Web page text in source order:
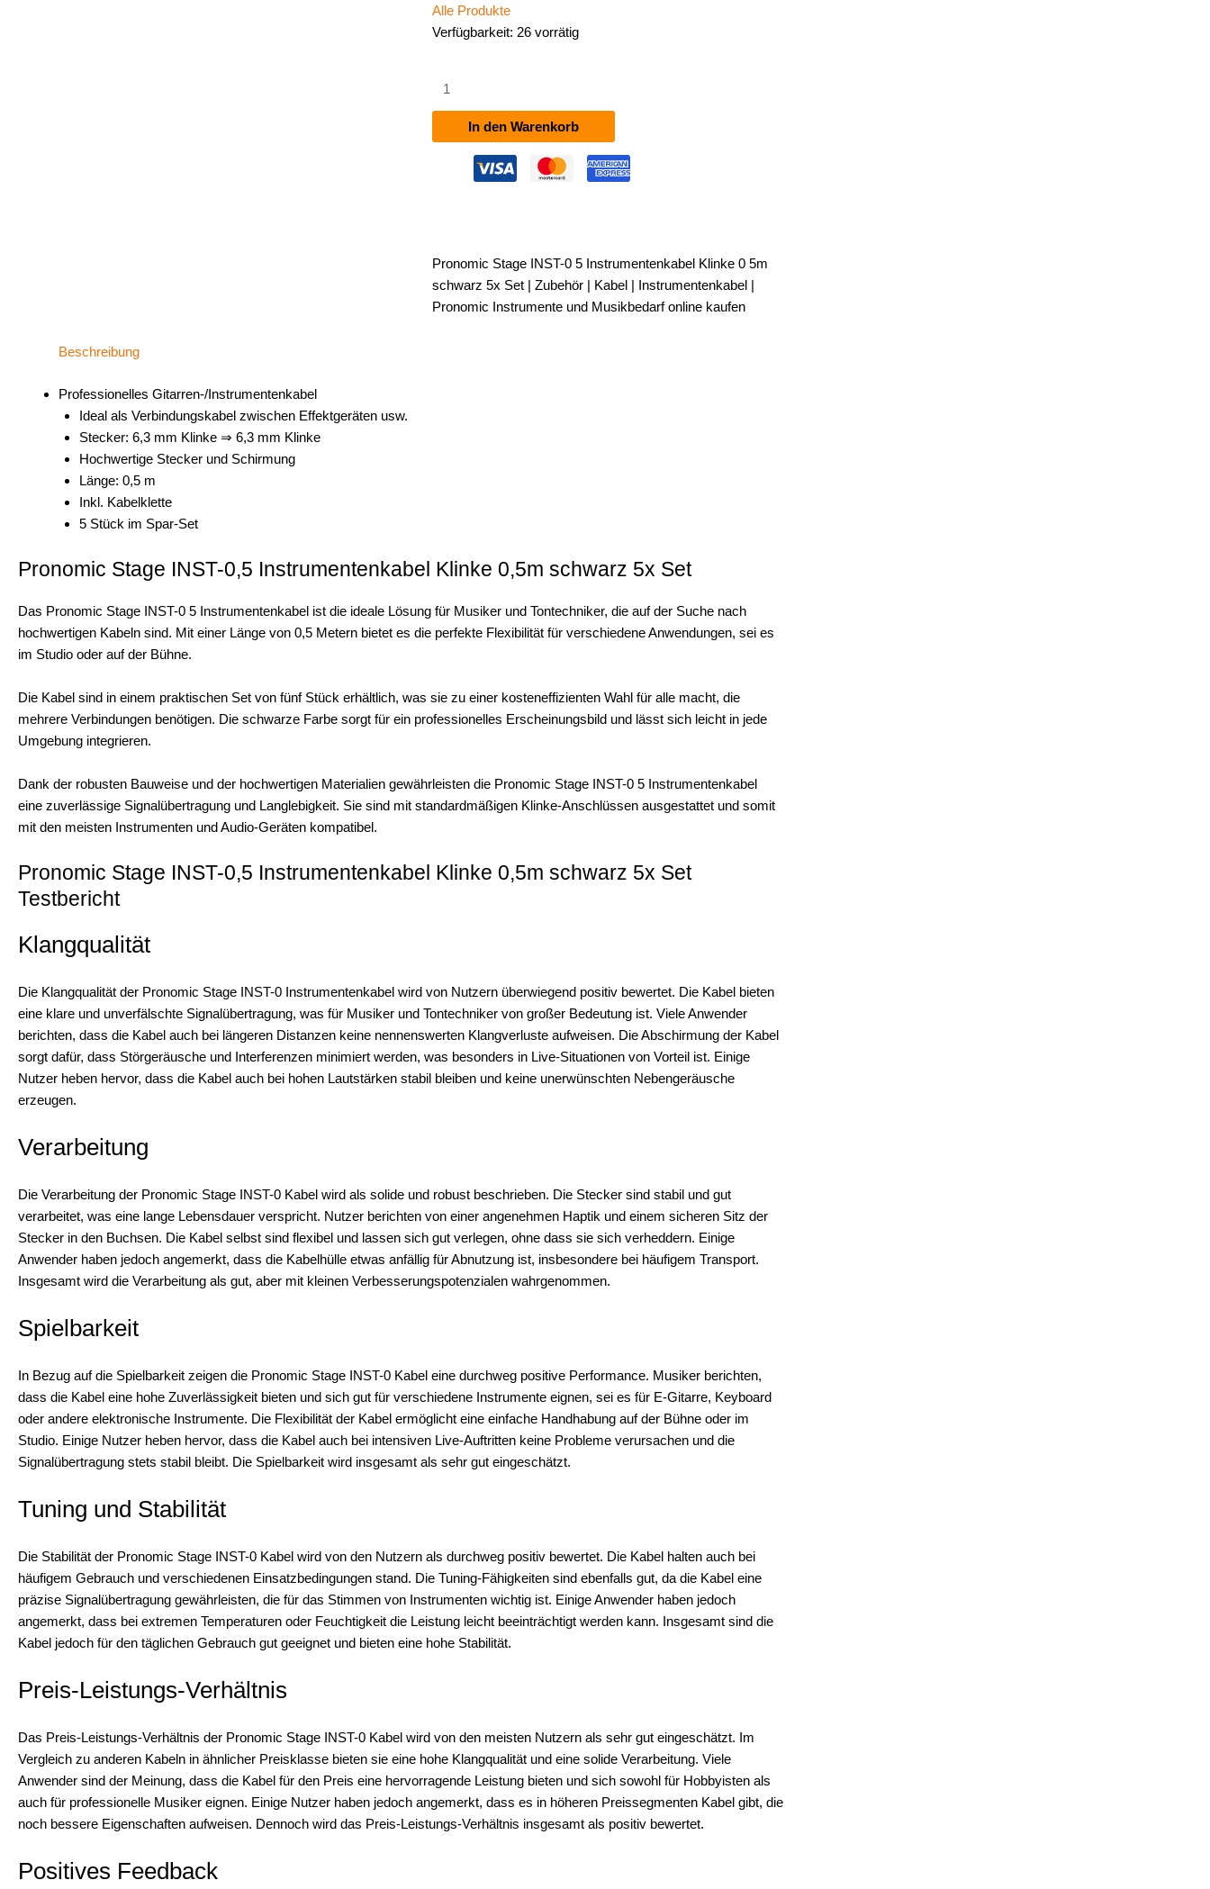
Alle Produkte
Verfügbarkeit: 26 vorrätig
Stage
0,5
Instrumentenkabel
Set
Menge
In den Warenkorb
Pronomic Stage INST-0 5 Instrumentenkabel Klinke 0 5m
schwarz 5x Set | Zubehör | Kabel | Instrumentenkabel |
Pronomic Instrumente und Musikbedarf online kaufen
Beschreibung
Professionelles Gitarren-/Instrumentenkabel
Ideal als Verbindungskabel zwischen Effektgeräten usw.
Stecker: 6,3 mm Klinke ⇒ 6,3 mm Klinke
Hochwertige Stecker und Schirmung
Länge: 0,5 m
Inkl. Kabelklette
5 Stück im Spar-Set
Pronomic Stage INST-0,5 Instrumentenkabel Klinke 0,5m schwarz 5x Set
Das Pronomic Stage INST-0 5 Instrumentenkabel ist die ideale Lösung für Musiker und Tontechniker, die auf der Suche nach
hochwertigen Kabeln sind. Mit einer Länge von 0,5 Metern bietet es die perfekte Flexibilität für verschiedene Anwendungen, sei es
im Studio oder auf der Bühne.
Die Kabel sind in einem praktischen Set von fünf Stück erhältlich, was sie zu einer kosteneffizienten Wahl für alle macht, die
mehrere Verbindungen benötigen. Die schwarze Farbe sorgt für ein professionelles Erscheinungsbild und lässt sich leicht in jede
Umgebung integrieren.
Dank der robusten Bauweise und der hochwertigen Materialien gewährleisten die Pronomic Stage INST-0 5 Instrumentenkabel
eine zuverlässige Signalübertragung und Langlebigkeit. Sie sind mit standardmäßigen Klinke-Anschlüssen ausgestattet und somit
mit den meisten Instrumenten und Audio-Geräten kompatibel.
Pronomic Stage INST-0,5 Instrumentenkabel Klinke 0,5m schwarz 5x Set
Testbericht
Klangqualität
Die Klangqualität der Pronomic Stage INST-0 Instrumentenkabel wird von Nutzern überwiegend positiv bewertet. Die Kabel bieten
eine klare und unverfälschte Signalübertragung, was für Musiker und Tontechniker von großer Bedeutung ist. Viele Anwender
berichten, dass die Kabel auch bei längeren Distanzen keine nennenswerten Klangverluste aufweisen. Die Abschirmung der Kabel
sorgt dafür, dass Störgeräusche und Interferenzen minimiert werden, was besonders in Live-Situationen von Vorteil ist. Einige
Nutzer heben hervor, dass die Kabel auch bei hohen Lautstärken stabil bleiben und keine unerwünschten Nebengeräusche
erzeugen.
Verarbeitung
Die Verarbeitung der Pronomic Stage INST-0 Kabel wird als solide und robust beschrieben. Die Stecker sind stabil und gut
verarbeitet, was eine lange Lebensdauer verspricht. Nutzer berichten von einer angenehmen Haptik und einem sicheren Sitz der
Stecker in den Buchsen. Die Kabel selbst sind flexibel und lassen sich gut verlegen, ohne dass sie sich verheddern. Einige
Anwender haben jedoch angemerkt, dass die Kabelhülle etwas anfällig für Abnutzung ist, insbesondere bei häufigem Transport.
Insgesamt wird die Verarbeitung als gut, aber mit kleinen Verbesserungspotenzialen wahrgenommen.
Spielbarkeit
In Bezug auf die Spielbarkeit zeigen die Pronomic Stage INST-0 Kabel eine durchweg positive Performance. Musiker berichten,
dass die Kabel eine hohe Zuverlässigkeit bieten und sich gut für verschiedene Instrumente eignen, sei es für E-Gitarre, Keyboard
oder andere elektronische Instrumente. Die Flexibilität der Kabel ermöglicht eine einfache Handhabung auf der Bühne oder im
Studio. Einige Nutzer heben hervor, dass die Kabel auch bei intensiven Live-Auftritten keine Probleme verursachen und die
Signalübertragung stets stabil bleibt. Die Spielbarkeit wird insgesamt als sehr gut eingeschätzt.
Tuning und Stabilität
Die Stabilität der Pronomic Stage INST-0 Kabel wird von den Nutzern als durchweg positiv bewertet. Die Kabel halten auch bei
häufigem Gebrauch und verschiedenen Einsatzbedingungen stand. Die Tuning-Fähigkeiten sind ebenfalls gut, da die Kabel eine
präzise Signalübertragung gewährleisten, die für das Stimmen von Instrumenten wichtig ist. Einige Anwender haben jedoch
angemerkt, dass bei extremen Temperaturen oder Feuchtigkeit die Leistung leicht beeinträchtigt werden kann. Insgesamt sind die
Kabel jedoch für den täglichen Gebrauch gut geeignet und bieten eine hohe Stabilität.
Preis-Leistungs-Verhältnis
Das Preis-Leistungs-Verhältnis der Pronomic Stage INST-0 Kabel wird von den meisten Nutzern als sehr gut eingeschätzt. Im
Vergleich zu anderen Kabeln in ähnlicher Preisklasse bieten sie eine hohe Klangqualität und eine solide Verarbeitung. Viele
Anwender sind der Meinung, dass die Kabel für den Preis eine hervorragende Leistung bieten und sich sowohl für Hobbyisten als
auch für professionelle Musiker eignen. Einige Nutzer haben jedoch angemerkt, dass es in höheren Preissegmenten Kabel gibt, die
noch bessere Eigenschaften aufweisen. Dennoch wird das Preis-Leistungs-Verhältnis insgesamt als positiv bewertet.
Positives Feedback